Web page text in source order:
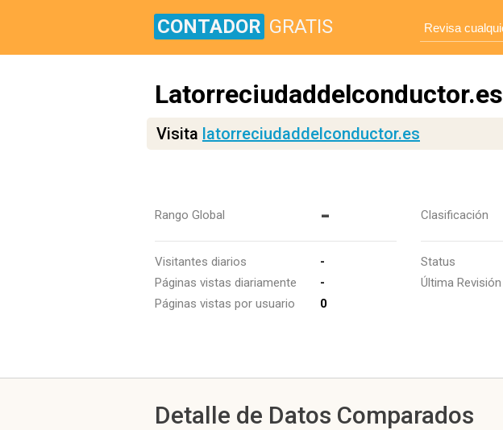
CONTADOR GRATIS
Latorreciudaddelconductor.es
Visita latorreciudaddelconductor.es
Rango Global -
Visitantes diarios
-
Páginas vistas diariamente
-
Páginas vistas por usuario
0
Clasificación
Status
Última Revisión
Detalle de Datos Comparados